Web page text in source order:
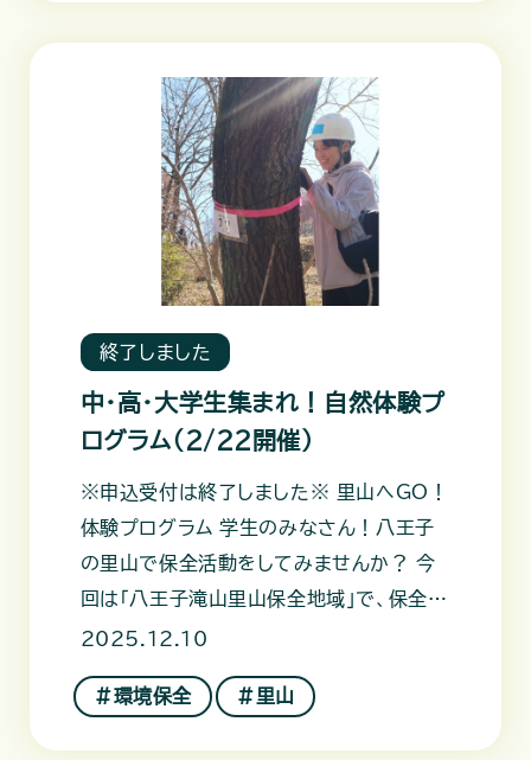
終了しました
中・高・大学生集まれ！自然体験プ
ログラム（2/22開催）
※申込受付は終了しました※ 里山へGO！
体験プログラム 学生のみなさん！八王子
の里山で保全活動をしてみませんか？ 今
回は「八王子滝山里山保全地域」で、保全活
動をします！八王子滝山里山
2025.12.10
＃環境保全 ＃里山